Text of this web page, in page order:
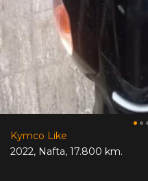
Kymco Like
2022, Nafta, 17.800 km.